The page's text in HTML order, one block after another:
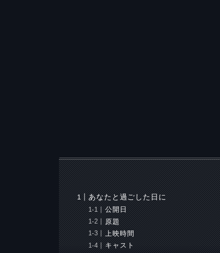
あなたと過ごした日に
公開日
原題
上映時間
キャスト